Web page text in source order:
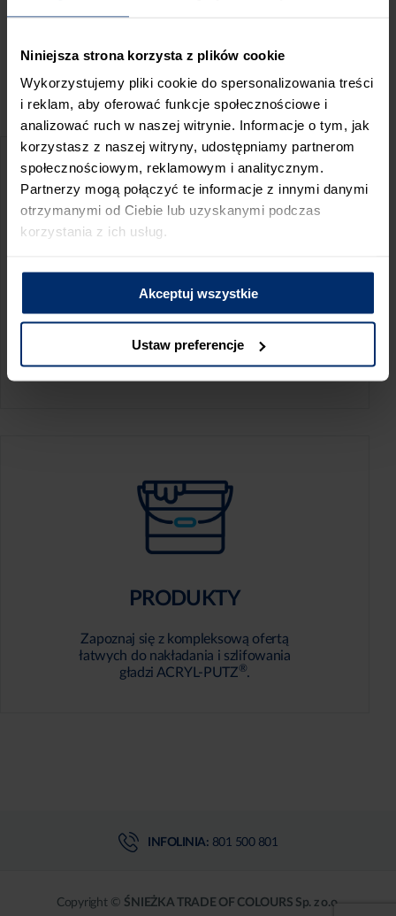
Niniejsza strona korzysta z plików cookie
Wykorzystujemy pliki cookie do spersonalizowania treści
i reklam, aby oferować funkcje społecznościowe i
analizować ruch w naszej witrynie. Informacje o tym, jak
korzystasz z naszej witryny, udostępniamy partnerom
społecznościowym, reklamowym i analitycznym.
Partnerzy mogą połączyć te informacje z innymi danymi
otrzymanymi od Ciebie lub uzyskanymi podczas
korzystania z ich usług.
Akceptuj wszystkie
Ustaw preferencje
ZGŁOŚ BŁĄD
PRZED WIZYTĄ W SKLEPIE POLECAMY:
KALKULATOR ZUŻYCIA
Oblicz, jaką ilość produktów potrzebujesz,
aby perfekcyjnie wygładzić swoje ściany.
PRODUKTY
Zapoznaj się z kompleksową ofertą
łatwych do nakładania i szlifowania
gładzi ACRYL-PUTZ®.
INFOLINIA: 801 500 801
Copyright © ŚNIEŻKA TRADE OF COLOURS Sp. z o.o.